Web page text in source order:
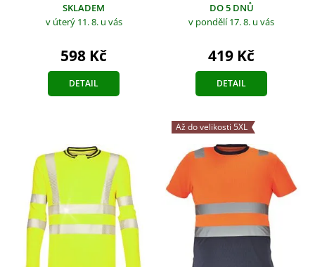
SKLADEM
v úterý 11. 8. u vás
598 Kč
DETAIL
DO 5 DNŮ
v pondělí 17. 8. u vás
419 Kč
DETAIL
Až do velikosti 5XL